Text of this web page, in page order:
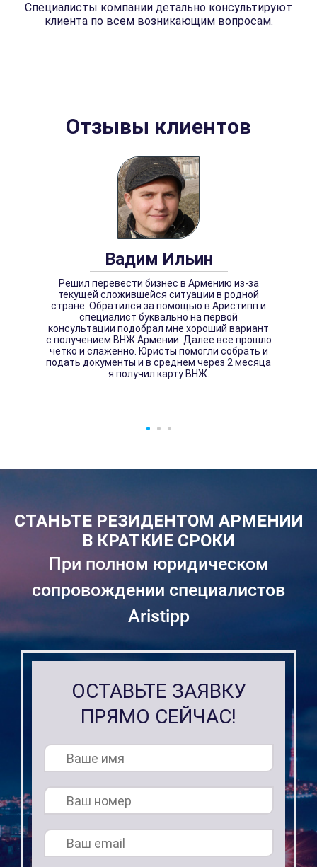
Специалисты компании детально консультируют
клиента по всем возникающим вопросам.
Отзывы клиентов
Вадим Ильин
Решил перевести бизнес в Армению из-за
текущей сложившейся ситуации в родной
стране. Обратился за помощью в Аристипп и
специалист буквально на первой
консультации подобрал мне хороший вариант
с получением ВНЖ Армении. Далее все прошло
четко и слаженно. Юристы помогли собрать и
подать документы и в среднем через 2 месяца
я получил карту ВНЖ.
СТАНЬТЕ РЕЗИДЕНТОМ АРМЕНИИ
В КРАТКИЕ СРОКИ
При полном юридическом
сопровождении специалистов
Aristipp
ОСТАВЬТЕ ЗАЯВКУ
ПРЯМО СЕЙЧАС!